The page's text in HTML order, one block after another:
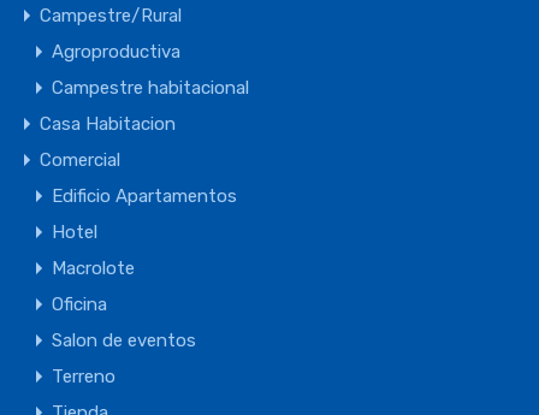
Campestre/Rural
Agroproductiva
Campestre habitacional
Casa Habitacion
Comercial
Edificio Apartamentos
Hotel
Macrolote
Oficina
Salon de eventos
Terreno